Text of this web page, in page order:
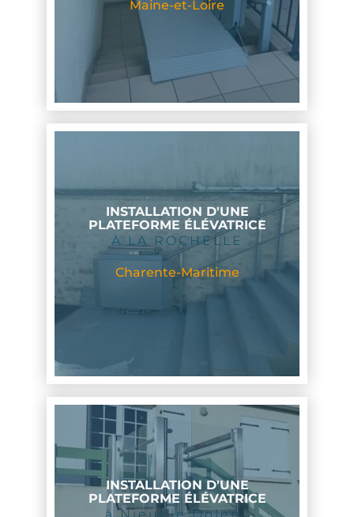
Maine-et-Loire
INSTALLATION D'UNE
PLATEFORME ÉLÉVATRICE
À LA ROCHELLE
Charente-Maritime
INSTALLATION D'UNE
PLATEFORME ÉLÉVATRICE
à Nieul le Dolent